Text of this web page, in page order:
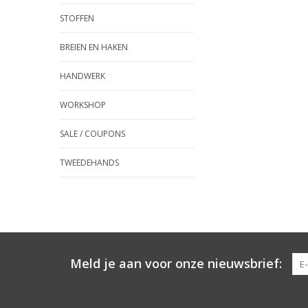
STOFFEN
BREIEN EN HAKEN
HANDWERK
WORKSHOP
SALE / COUPONS
TWEEDEHANDS
Meld je aan voor onze nieuwsbrief: